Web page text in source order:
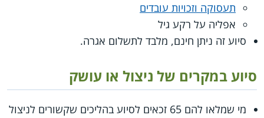
תעסוקה וזכויות עובדים
אפליה על רקע גיל
סיוע זה ניתן חינם, מלבד לתשלום אגרה.
סיוע במקרים של ניצול או עושק
מי שמלאו להם 65 זכאים לסיוע בהליכים שקשורים לניצול